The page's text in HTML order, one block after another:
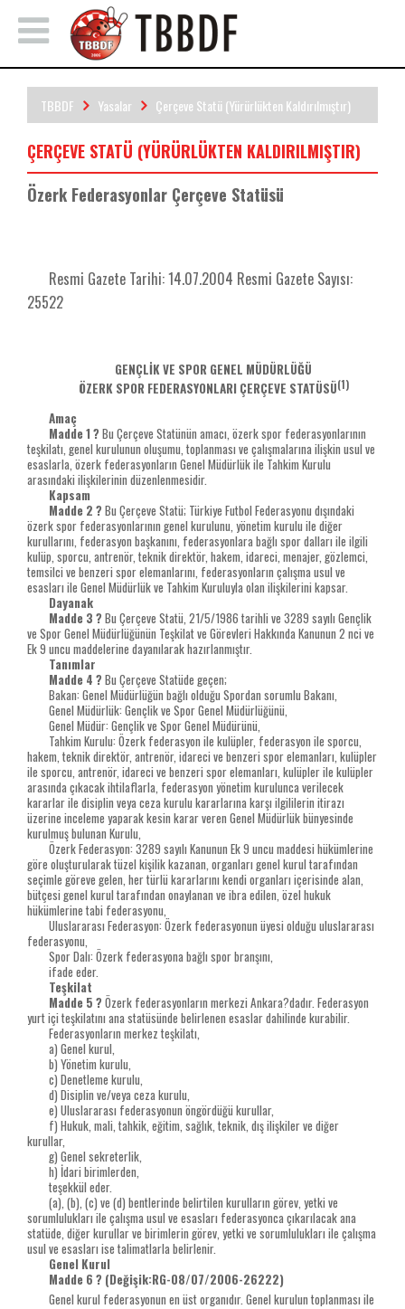
TBBDF Yasalar Çerçeve Statü (Yürürlükten Kaldırılmıştır)
ÇERÇEVE STATÜ (YÜRÜRLÜKTEN KALDIRILMIŞTIR)
Özerk Federasyonlar Çerçeve Statüsü
Resmi Gazete Tarihi: 14.07.2004 Resmi Gazete Sayısı:
25522
GENÇLİK VE SPOR GENEL MÜDÜRLÜĞÜ
ÖZERK SPOR FEDERASYONLARI ÇERÇEVE STATÜSÜ(1)
Amaç
Madde 1 ? Bu Çerçeve Statünün amacı, özerk spor federasyonlarının
teşkilatı, genel kurulunun oluşumu, toplanması ve çalışmalarına ilişkin usul ve
esaslarla, özerk federasyonların Genel Müdürlük ile Tahkim Kurulu
arasındaki ilişkilerinin düzenlenmesidir.
Kapsam
Madde 2 ? Bu Çerçeve Statü; Türkiye Futbol Federasyonu dışındaki
özerk spor federasyonlarının genel kurulunu, yönetim kurulu ile diğer
kurullarını, federasyon başkanını, federasyonlara bağlı spor dalları ile ilgili
kulüp, sporcu, antrenör, teknik direktör, hakem, idareci, menajer, gözlemci,
temsilci ve benzeri spor elemanlarını, federasyonların çalışma usul ve
esasları ile Genel Müdürlük ve Tahkim Kuruluyla olan ilişkilerini kapsar.
Dayanak
Madde 3 ? Bu Çerçeve Statü, 21/5/1986 tarihli ve 3289 sayılı Gençlik
ve Spor Genel Müdürlüğünün Teşkilat ve Görevleri Hakkında Kanunun 2 nci ve
Ek 9 uncu maddelerine dayanılarak hazırlanmıştır.
Tanımlar
Madde 4 ? Bu Çerçeve Statüde geçen;
Bakan: Genel Müdürlüğün bağlı olduğu Spordan sorumlu Bakanı,
Genel Müdürlük: Gençlik ve Spor Genel Müdürlüğünü,
Genel Müdür: Gençlik ve Spor Genel Müdürünü,
Tahkim Kurulu: Özerk federasyon ile kulüpler, federasyon ile sporcu,
hakem, teknik direktör, antrenör, idareci ve benzeri spor elemanları, kulüpler
ile sporcu, antrenör, idareci ve benzeri spor elemanları, kulüpler ile kulüpler
arasında çıkacak ihtilaflarla, federasyon yönetim kurulunca verilecek
kararlar ile disiplin veya ceza kurulu kararlarına karşı ilgililerin itirazı
üzerine inceleme yaparak kesin karar veren Genel Müdürlük bünyesinde
kurulmuş bulunan Kurulu,
Özerk Federasyon: 3289 sayılı Kanunun Ek 9 uncu maddesi hükümlerine
göre oluşturularak tüzel kişilik kazanan, organları genel kurul tarafından
seçimle göreve gelen, her türlü kararlarını kendi organları içerisinde alan,
bütçesi genel kurul tarafından onaylanan ve ibra edilen, özel hukuk
hükümlerine tabi federasyonu,
Uluslararası Federasyon: Özerk federasyonun üyesi olduğu uluslararası
federasyonu,
Spor Dalı: Özerk federasyona bağlı spor branşını,
ifade eder.
Teşkilat
Madde 5 ? Özerk federasyonların merkezi Ankara?dadır. Federasyon
yurt içi teşkilatını ana statüsünde belirlenen esaslar dahilinde kurabilir.
Federasyonların merkez teşkilatı,
a) Genel kurul,
b) Yönetim kurulu,
c) Denetleme kurulu,
d) Disiplin ve/veya ceza kurulu,
e) Uluslararası federasyonun öngördüğü kurullar,
f) Hukuk, mali, tahkik, eğitim, sağlık, teknik, dış ilişkiler ve diğer
kurullar,
g) Genel sekreterlik,
h) İdari birimlerden,
teşekkül eder.
(a), (b), (c) ve (d) bentlerinde belirtilen kurulların görev, yetki ve
sorumlulukları ile çalışma usul ve esasları federasyonca çıkarılacak ana
statüde, diğer kurullar ve birimlerin görev, yetki ve sorumlulukları ile çalışma
usul ve esasları ise talimatlarla belirlenir.
Genel Kurul
Madde 6 ? (Değişik:RG-08/07/2006-26222)
Genel kurul federasyonun en üst organıdır. Genel kurulun toplanması ile